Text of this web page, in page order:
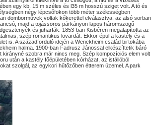
egy kb. 15 m széles és l35 m hosszú sziget volt. A tó és
négy lépcsőfokon több méter szélességben
domborművek voltak kőkerettel elválasztva, az alsó sorban
majd a tojássoros párkányon lapos háromszögű
és juharfák. 1853-ban Kisbéren megalapította az
szép romantikus lovardát. Ekkor épül a kastély és a
is. A századforduló idején a Wenckheim család birtokába
halma. 1900-ban Fadrusz Jánossal elkészíttetik báró
szobra már nincs meg. Szép kompozíciós elem volt
után a kastély főépületében kórházat, az istállóból
szolgál, az egykori hűtőzőben étterem üzemel. A park